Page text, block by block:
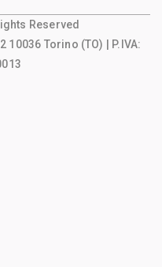
Reserved
10036 Torino (TO) | P.IVA: